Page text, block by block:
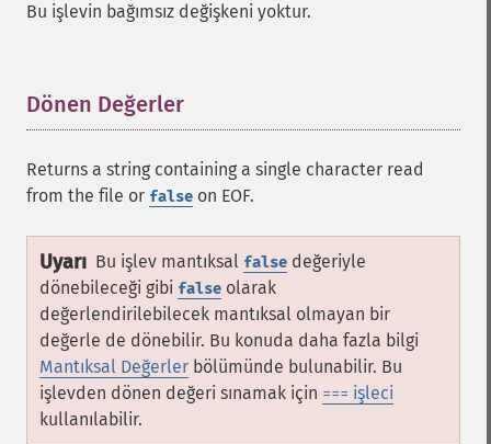
Bu işlevin bağımsız değişkeni yoktur.
Dönen Değerler
Returns a string containing a single character read
from the file or false on EOF.
Uyarı Bu işlev mantıksal false değeriyle
dönebileceği gibi false olarak
değerlendirilebilecek mantıksal olmayan bir
değerle de dönebilir. Bu konuda daha fazla bilgi
Mantıksal Değerler bölümünde bulunabilir. Bu
işlevden dönen değeri sınamak için === işleci
kullanılabilir.